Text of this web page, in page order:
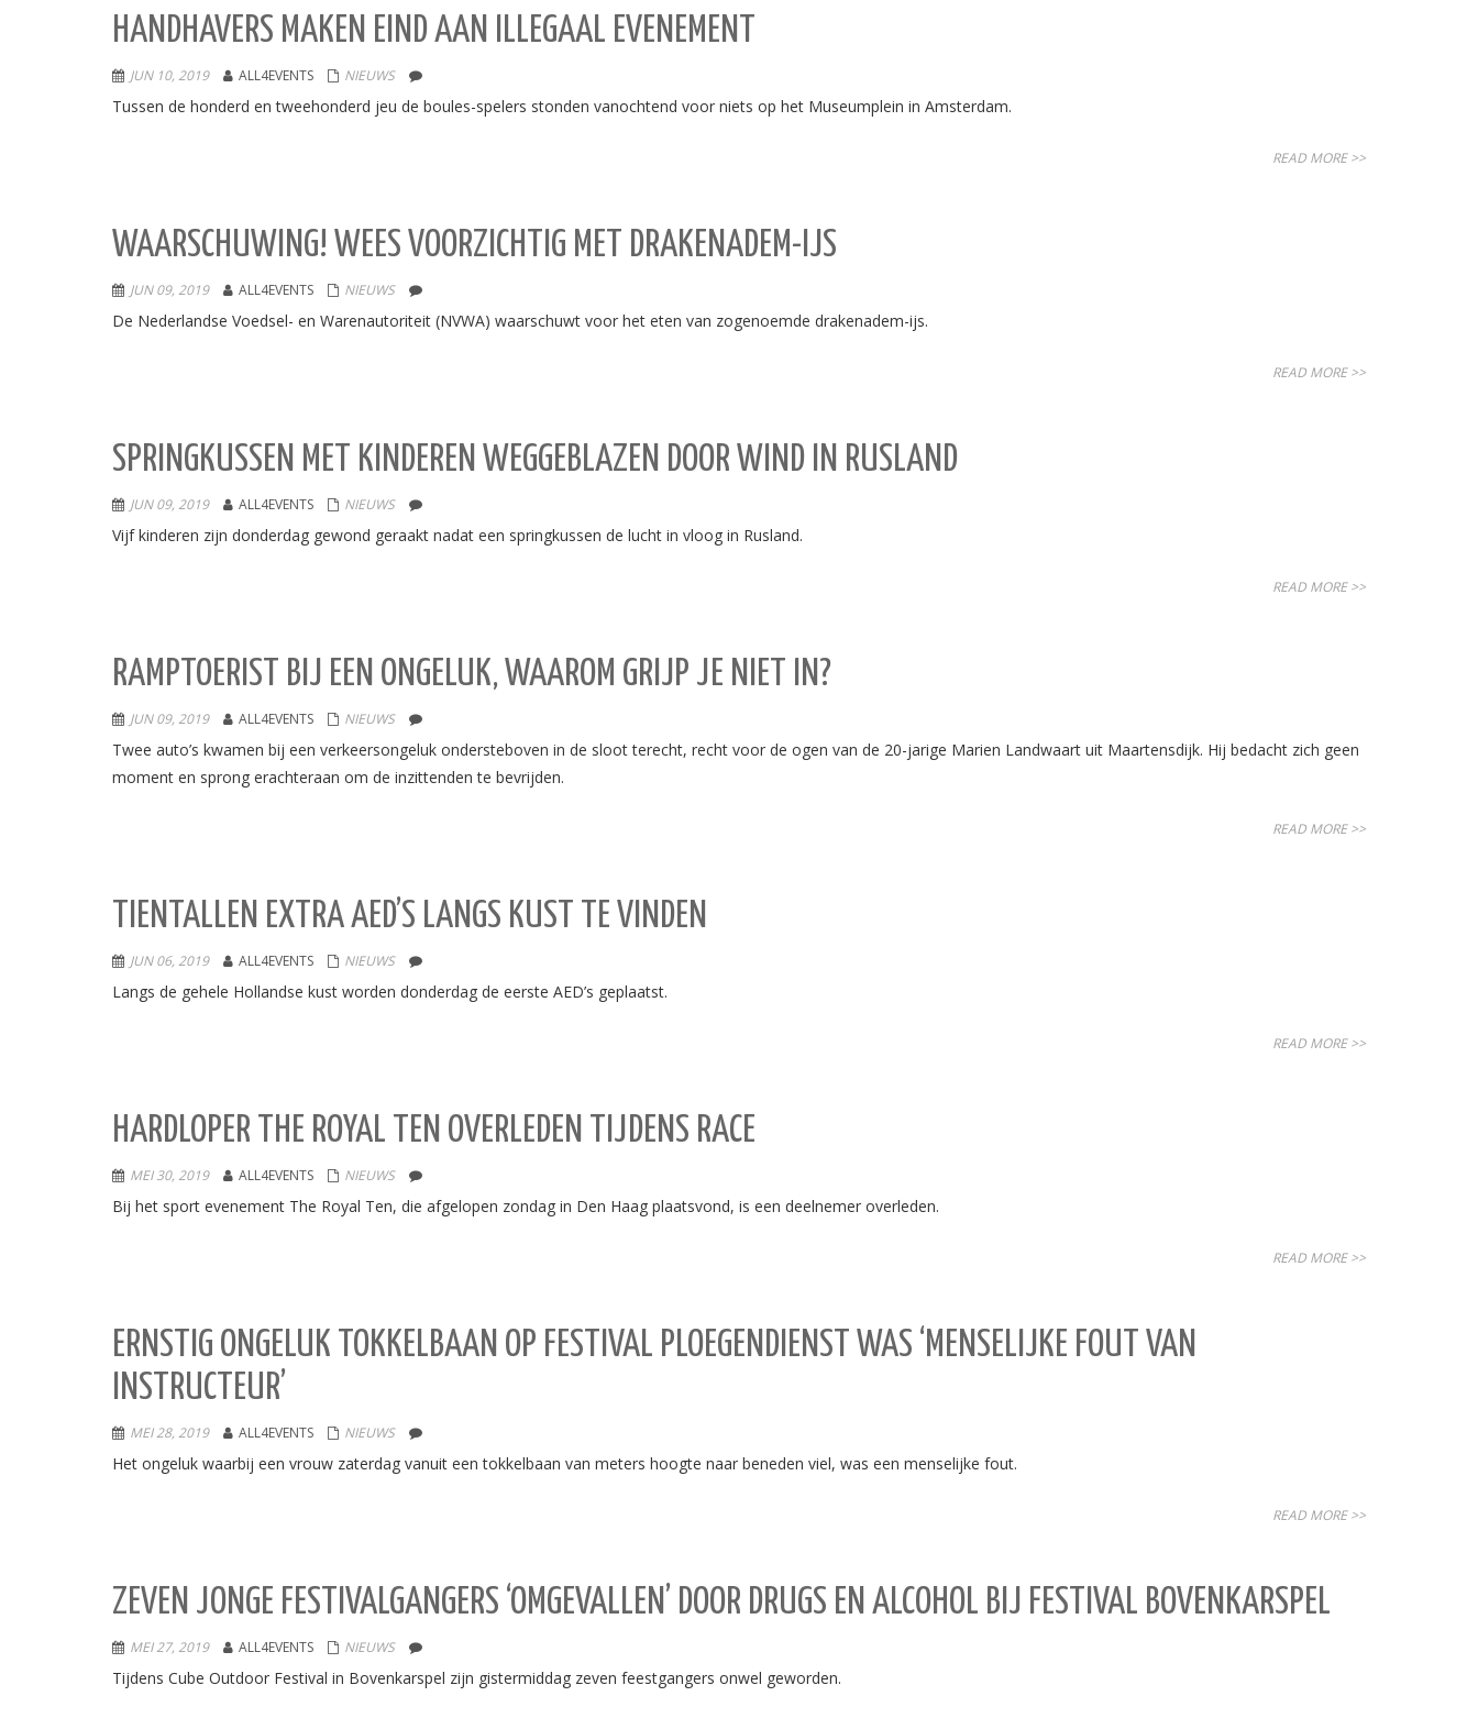
HANDHAVERS MAKEN EIND AAN ILLEGAAL EVENEMENT
JUN 10, 2019 ALL4EVENTS NIEUWS
Tussen de honderd en tweehonderd jeu de boules-spelers stonden vanochtend voor niets op het Museumplein in Amsterdam.
READ MORE >>
WAARSCHUWING! WEES VOORZICHTIG MET DRAKENADEM-IJS
JUN 09, 2019 ALL4EVENTS NIEUWS
De Nederlandse Voedsel- en Warenautoriteit (NVWA) waarschuwt voor het eten van zogenoemde drakenadem-ijs.
READ MORE >>
SPRINGKUSSEN MET KINDEREN WEGGEBLAZEN DOOR WIND IN RUSLAND
JUN 09, 2019 ALL4EVENTS NIEUWS
Vijf kinderen zijn donderdag gewond geraakt nadat een springkussen de lucht in vloog in Rusland.
READ MORE >>
RAMPTOERIST BIJ EEN ONGELUK, WAAROM GRIJP JE NIET IN?
JUN 09, 2019 ALL4EVENTS NIEUWS
Twee auto’s kwamen bij een verkeersongeluk ondersteboven in de sloot terecht, recht voor de ogen van de 20-jarige Marien Landwaart uit Maartensdijk. Hij bedacht zich geen
moment en sprong erachteraan om de inzittenden te bevrijden.
READ MORE >>
TIENTALLEN EXTRA AED’S LANGS KUST TE VINDEN
JUN 06, 2019 ALL4EVENTS NIEUWS
Langs de gehele Hollandse kust worden donderdag de eerste AED’s geplaatst.
READ MORE >>
HARDLOPER THE ROYAL TEN OVERLEDEN TIJDENS RACE
MEI 30, 2019 ALL4EVENTS NIEUWS
Bij het sport evenement The Royal Ten, die afgelopen zondag in Den Haag plaatsvond, is een deelnemer overleden.
READ MORE >>
ERNSTIG ONGELUK TOKKELBAAN OP FESTIVAL PLOEGENDIENST WAS ‘MENSELIJKE FOUT VAN
INSTRUCTEUR’
MEI 28, 2019 ALL4EVENTS NIEUWS
Het ongeluk waarbij een vrouw zaterdag vanuit een tokkelbaan van meters hoogte naar beneden viel, was een menselijke fout.
READ MORE >>
ZEVEN JONGE FESTIVALGANGERS ‘OMGEVALLEN’ DOOR DRUGS EN ALCOHOL BIJ FESTIVAL BOVENKARSPEL
MEI 27, 2019 ALL4EVENTS NIEUWS
Tijdens Cube Outdoor Festival in Bovenkarspel zijn gistermiddag zeven feestgangers onwel geworden.